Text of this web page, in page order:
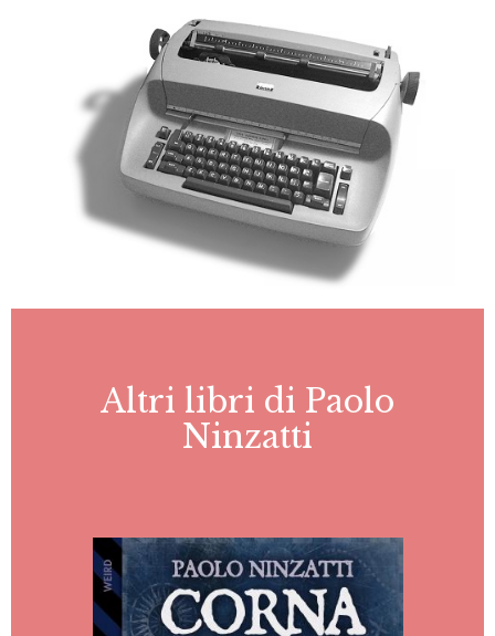
Altri libri di Paolo
Ninzatti